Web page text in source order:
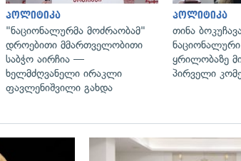
პოლიტიკა
"ნაციონალურმა მოძრაობამ"
დროებითი მმართველობითი
საბჭო აირჩია —
ხელმძღვანელი ირაკლი
ფავლენიშვილი გახდა
პოლიტიკა
თინა
ყრილობაზე
პირველი